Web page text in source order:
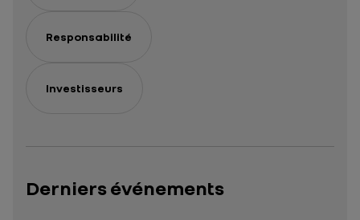
Responsabilité
Investisseurs
Derniers événements